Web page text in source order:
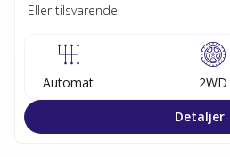
Eller tilsvarende
Automat 2WD
Detaljer